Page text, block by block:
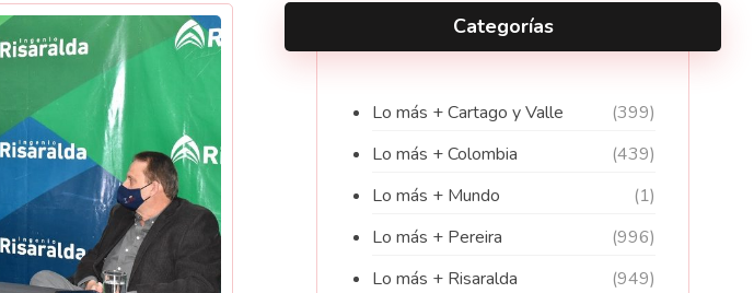
Categorías
Lo más + Cartago y Valle
(399)
Lo más + Colombia
(439)
Lo más + Mundo
(1)
Lo más + Pereira
(996)
Lo más + Risaralda
(949)